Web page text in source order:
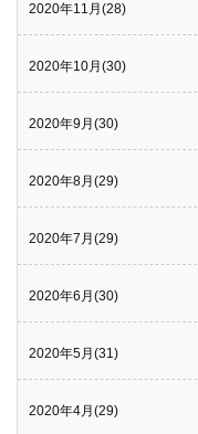
2020年11月(28)
2020年10月(30)
2020年9月(30)
2020年8月(29)
2020年7月(29)
2020年6月(30)
2020年5月(31)
2020年4月(29)